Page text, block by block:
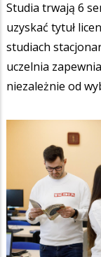
Studia trwają 6
uzyskać tytuł
studiach
uczelnia
niezależnie od